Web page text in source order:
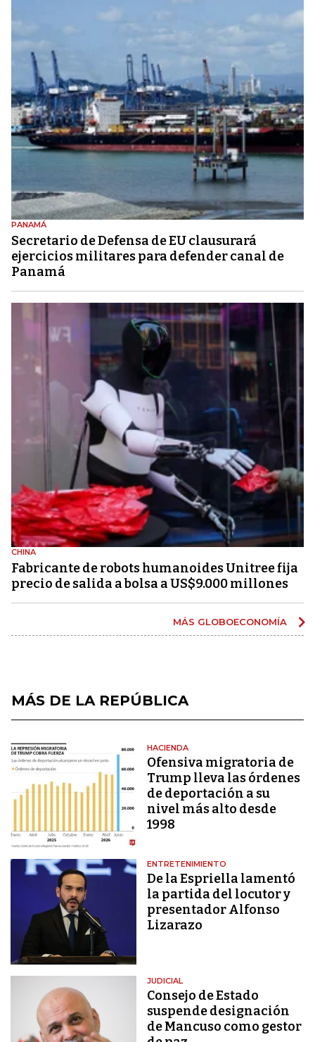
PANAMÁ
Secretario de Defensa de EU clausurará
ejercicios militares para defender canal de
Panamá
CHINA
Fabricante de robots humanoides Unitree fija
precio de salida a bolsa a US$9.000 millones
MÁS GLOBOECONOMÍA
MÁS DE LA REPÚBLICA
HACIENDA
Ofensiva migratoria de
Trump lleva las órdenes
de deportación a su
nivel más alto desde
1998
ENTRETENIMIENTO
De la Espriella lamentó
la partida del locutor y
presentador Alfonso
Lizarazo
JUDICIAL
Consejo de Estado
suspende designación
de Mancuso como gestor